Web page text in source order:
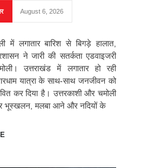
August 6, 2026
में लगातार बारिश से बिगड़े हालात,
ने जारी की सतर्कता एडवाइजरी
उत्तराखंड में लगातार हो रही
यात्रा के साथ-साथ जनजीवन को
कर दिया है। उत्तरकाशी और चमोली
भूस्खलन, मलबा आने और नदियों के